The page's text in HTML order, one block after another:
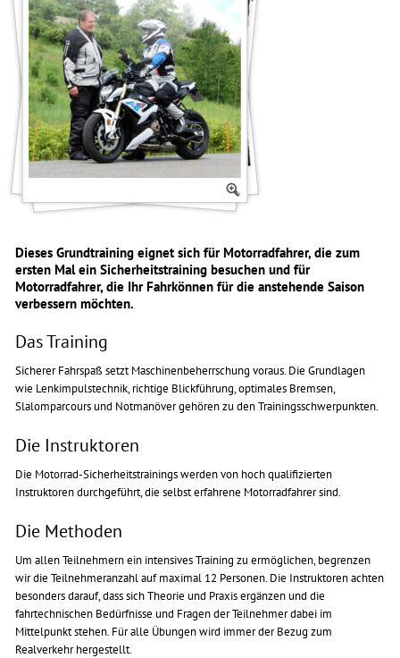
Dieses Grundtraining eignet sich für Motorradfahrer, die zum
ersten Mal ein Sicherheitstraining besuchen und für
Motorradfahrer, die Ihr Fahrkönnen für die anstehende Saison
verbessern möchten.
Das Training
Sicherer Fahrspaß setzt Maschinenbeherrschung voraus. Die Grundlagen
wie Lenkimpulstechnik, richtige Blickführung, optimales Bremsen,
Slalomparcours und Notmanöver gehören zu den Trainingsschwerpunkten.
Die Instruktoren
Die Motorrad-Sicherheitstrainings werden von hoch qualifizierten
Instruktoren durchgeführt, die selbst erfahrene Motorradfahrer sind.
Die Methoden
Um allen Teilnehmern ein intensives Training zu ermöglichen, begrenzen
wir die Teilnehmeranzahl auf maximal 12 Personen. Die Instruktoren achten
besonders darauf, dass sich Theorie und Praxis ergänzen und die
fahrtechnischen Bedürfnisse und Fragen der Teilnehmer dabei im
Mittelpunkt stehen. Für alle Übungen wird immer der Bezug zum
Realverkehr hergestellt.